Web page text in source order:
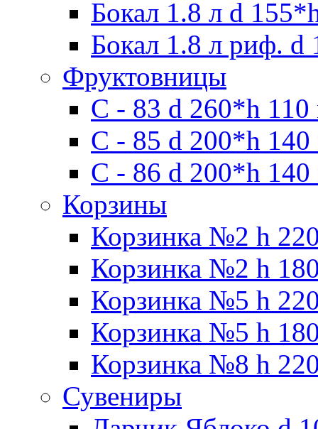
Бокал 1.8 л d
Бокал 1.8 л риф.
Фруктовницы
С - 83 d 260*h
С - 85 d 200*h
С - 86 d 200*h
Корзины
Корзинка №2 h
Корзинка №2 h
Корзинка №5 h
Корзинка №5 h
Корзинка №8 h
Сувениры